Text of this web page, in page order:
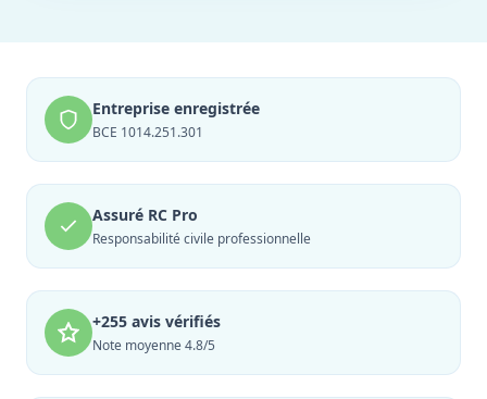
Entreprise enregistrée
BCE 1014.251.301
Assuré RC Pro
Responsabilité civile professionnelle
+255 avis vérifiés
Note moyenne 4.8/5